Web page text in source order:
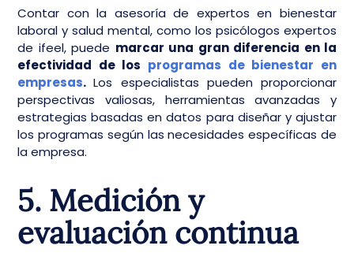
Contar con la asesoría de expertos en bienestar
laboral y salud mental, como los psicólogos expertos
de ifeel, puede marcar una gran diferencia en la
efectividad de los programas de bienestar en
empresas.Los especialistas pueden proporcionar
perspectivas valiosas, herramientas avanzadas y
estrategias basadas en datos para diseñar y ajustar
los programas según las necesidades específicas de
la empresa.
5. Medición y
evaluación continua